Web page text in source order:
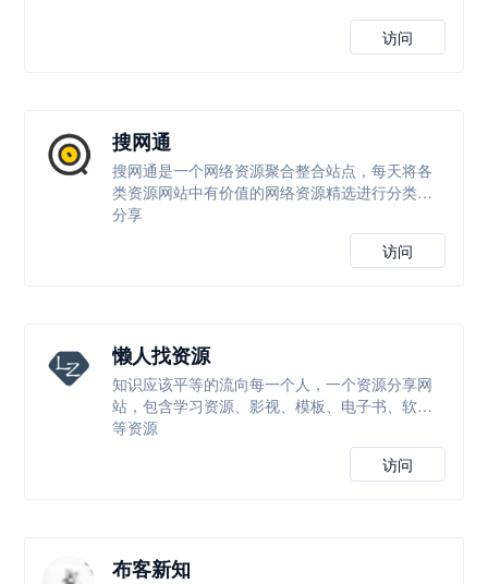
访问
搜网通
搜网通是一个网络资源聚合整合站点，每天将各
类资源网站中有价值的网络资源精选进行分类并
分享
访问
懒人找资源
知识应该平等的流向每一个人，一个资源分享网
站，包含学习资源、影视、模板、电子书、软件
等资源
访问
布客新知